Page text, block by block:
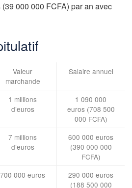
000 000 FCFA) par an avec
Valeur
marchande
Salaire annuel
1 millions
d’euros
1 090 000
euros (708 500
000 FCFA)
7 millions
d’euros
600 000 euros
(390 000 000
FCFA)
700 000 euros
290 000 euros
(188 500 000